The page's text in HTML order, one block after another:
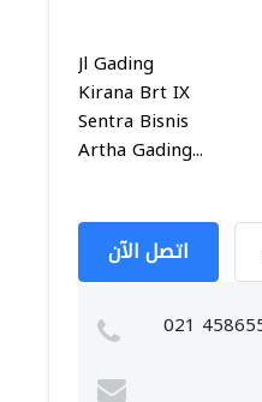
Jl Gading
Kirana Brt IX
Sentra Bisnis
Artha Gading...
اتصل الآن
021